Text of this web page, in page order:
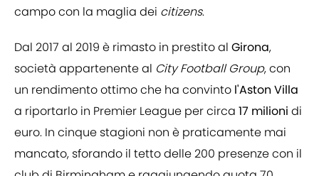
campo con la maglia dei citizens.
Dal 2017 al 2019 è rimasto in prestito al Girona,
società appartenente al City Football Group, con
un rendimento ottimo che ha convinto l'Aston Villa
a riportarlo in Premier League per circa 17 milioni di
euro. In cinque stagioni non è praticamente mai
mancato, sforando il tetto delle 200 presenze con il